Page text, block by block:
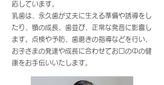
応しています。
乳歯は、永久歯が丈夫に生える準備や誘導をし
たり、顎の成長、歯並び、正常な発音に影響し
ます。点検や予防、歯磨きの指導などを行い、
お子さまの発達や成長に合わせてお口の中の健
康をお手伝いいたします。